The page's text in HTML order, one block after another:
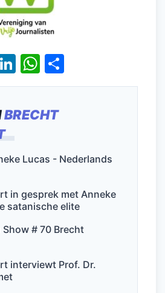
BRECHT
Lucas - Nederlands
in gesprek met Anneke
satanische elite
Show # 70 Brecht
interviewt Prof. Dr.
Li
n
e
n
W
h
s
p
el